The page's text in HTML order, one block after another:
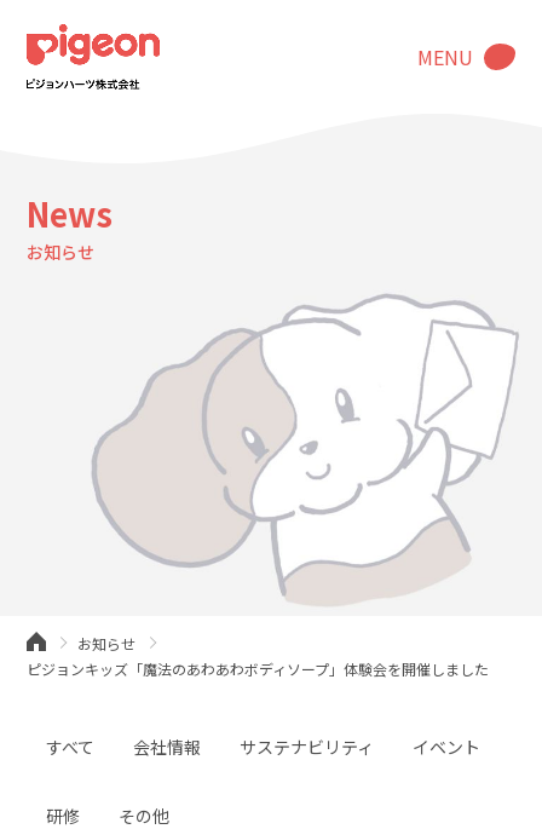
MENU
News
お知らせ
お知らせ
ピジョンキッズ「魔法のあわあわボディソープ」体験会を開催しました
すべて 会社情報 サステナビリティ イベント
研修 その他